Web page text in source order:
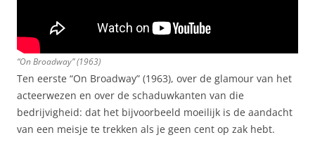
“On Broadway” (1963)
Ten eerste “On Broadway” (1963), over de glamour van het
acteerwezen en over de schaduwkanten van die
bedrijvigheid: dat het bijvoorbeeld moeilijk is de aandacht
van een meisje te trekken als je geen cent op zak hebt.